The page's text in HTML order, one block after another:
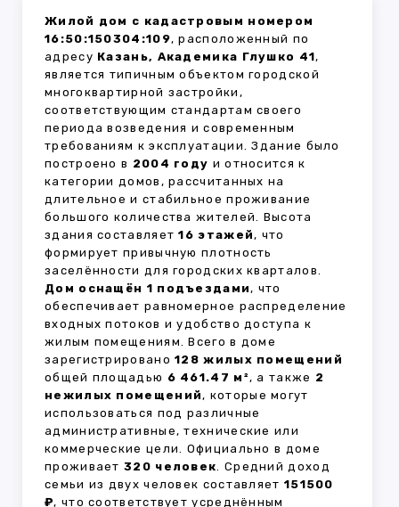
Жилой дом с кадастровым номером
16:50:150304:109, расположенный по
адресу Казань, Академика Глушко 41,
является типичным объектом городской
многоквартирной застройки,
соответствующим стандартам своего
периода возведения и современным
требованиям к эксплуатации. Здание было
построено в 2004 году и относится к
категории домов, рассчитанных на
длительное и стабильное проживание
большого количества жителей. Высота
здания составляет16 этажей, что
формирует привычную плотность
заселённости для городских кварталов.
Дом оснащён 1 подъездами, что
обеспечивает равномерное распределение
входных потоков и удобство доступа к
жилым помещениям. Всего в доме
зарегистрировано128 жилых помещений
общей площадью 6 461.47 м², а также 2
нежилых помещений, которые могут
использоваться под различные
административные, технические или
коммерческие цели. Официально в доме
проживает 320 человек. Средний доход
семьи из двух человек составляет 151500
₽, что соответствует усреднённым